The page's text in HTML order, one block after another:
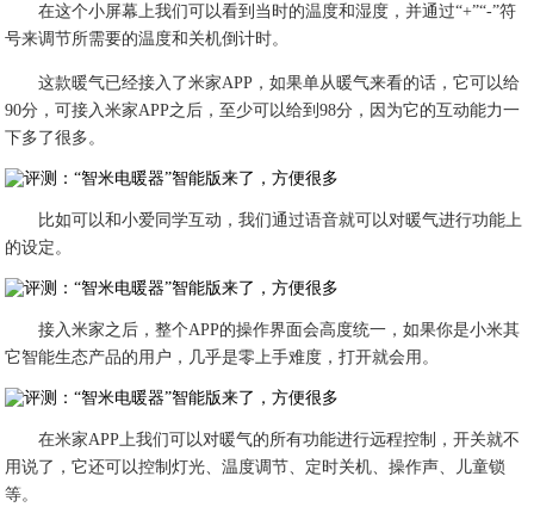
在这个小屏幕上我们可以看到当时的温度和湿度，并通过“+”“-”符
号来调节所需要的温度和关机倒计时。
这款暖气已经接入了米家APP，如果单从暖气来看的话，它可以给
90分，可接入米家APP之后，至少可以给到98分，因为它的互动能力一
下多了很多。
比如可以和小爱同学互动，我们通过语音就可以对暖气进行功能上
的设定。
接入米家之后，整个APP的操作界面会高度统一，如果你是小米其
它智能生态产品的用户，几乎是零上手难度，打开就会用。
在米家APP上我们可以对暖气的所有功能进行远程控制，开关就不
用说了，它还可以控制灯光、温度调节、定时关机、操作声、儿童锁
等。